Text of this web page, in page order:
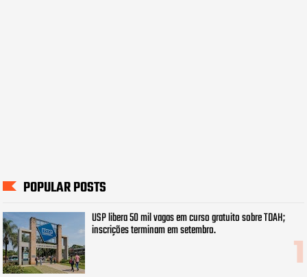
POPULAR POSTS
USP libera 50 mil vagas em curso gratuito sobre TDAH;
inscrições terminam em setembro.